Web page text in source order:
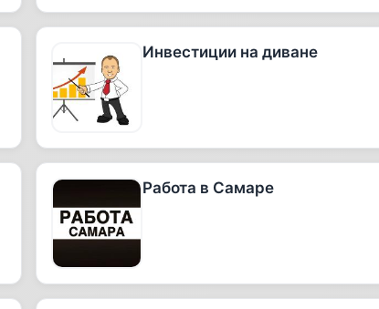
Инвестиции на диване
Работа в Самаре